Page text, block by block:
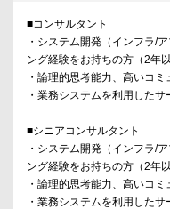
■コンサルタント
・システム開発（インフラ/
ング経験をお持ちの方（2年以
・論理的思考能力、高いコ
・業務システムを利用したサ
■シニアコンサルタント
・システム開発（インフラ/
ング経験をお持ちの方（2年以
・論理的思考能力、高いコ
・業務システムを利用したサ